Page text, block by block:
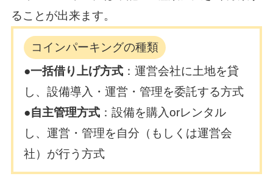
ることが出来ます。
コインパーキングの種類
●一括借り上げ方式 ：運営会社に土地を貸
し、設備導入・運営・管理を委託する方式
●自主管理方式 ：設備を購入orレンタル
し、運営・管理を自分（もしくは運営会
社）が行う方式